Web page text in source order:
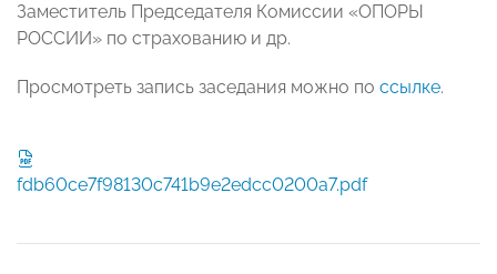
Заместитель Председателя Комиссии «ОПОРЫ
РОССИИ» по страхованию и др.
Просмотреть запись заседания можно по ссылке.
fdb60ce7f98130c741b9e2edcc0200a7.pdf